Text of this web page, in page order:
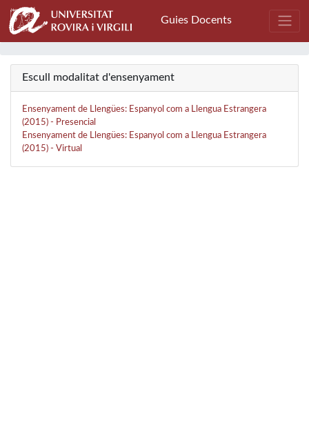
Guies Docents
Escull modalitat d'ensenyament
Ensenyament de Llengües: Espanyol com a Llengua Estrangera
(2015) - Presencial
Ensenyament de Llengües: Espanyol com a Llengua Estrangera
(2015) - Virtual